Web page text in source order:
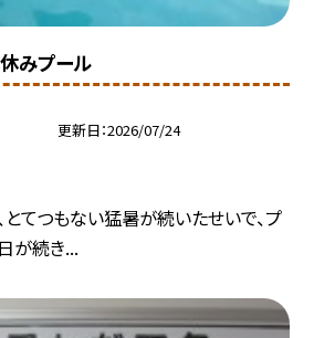
休みプール
更新日 2026/07/24
てつもない猛暑が続いたせいで、プ
が続き...